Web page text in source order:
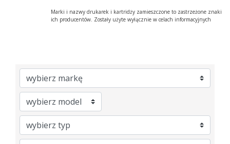
Marki i nazwy drukarek i kartridży zamieszczone to zastrzeżone znaki
ich producentów. Zostały użyte wyłącznie w celach informacyjnych